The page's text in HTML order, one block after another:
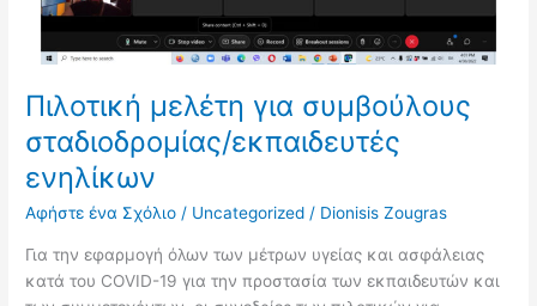
Πιλοτική μελέτη για συμβούλους
σταδιοδρομίας/εκπαιδευτές
ενηλίκων
Αφήστε ένα Σχόλιο / Uncategorized / Dionisis Zougras
Για την εφαρμογή όλων των μέτρων υγείας και ασφάλειας
κατά του COVID-19 για την προστασία των εκπαιδευτών και